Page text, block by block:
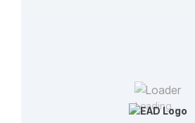
Loading...